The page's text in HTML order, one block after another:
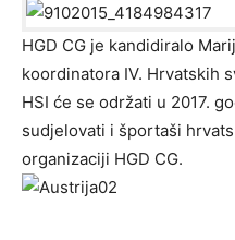
HGD CG je kandidiralo
koordinatora IV. Hrvatskih
HSI će se održati u 2017.
sudjelovati i športaši
organizaciji HGD CG.